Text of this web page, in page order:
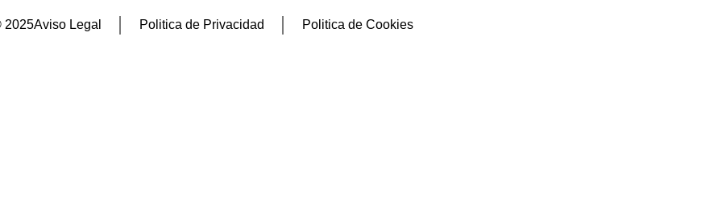
2025Aviso Legal Politica de Privacidad Politica de Cookies